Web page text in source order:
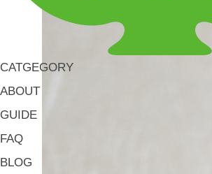
CATGEGORY
ABOUT
GUIDE
FAQ
BLOG